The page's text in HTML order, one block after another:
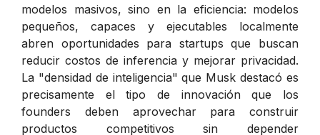
modelos masivos, sino en la eficiencia: modelos
pequeños, capaces y ejecutables localmente
abren oportunidades para startups que buscan
reducir costos de inferencia y mejorar privacidad.
La "densidad de inteligencia" que Musk destacó es
precisamente el tipo de innovación que los
founders deben aprovechar para construir
productos competitivos sin depender